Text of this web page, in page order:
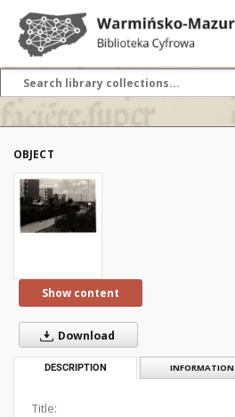
OBJECT
Show content
Download
DESCRIPTION INFORMATION
Title: